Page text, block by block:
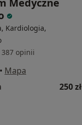
Medyczne
Kardiologia,
387 opinii
• Mapa
250 zł